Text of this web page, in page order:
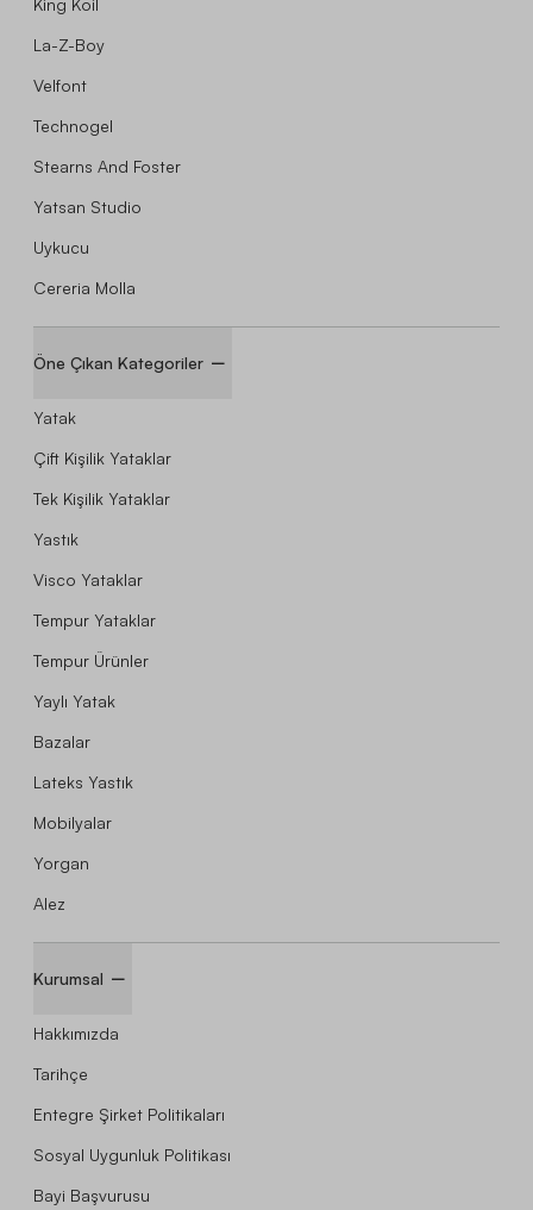
La-Z-Boy
Velfont
Technogel
Stearns And Foster
Yatsan Studio
Uykucu
Cereria Molla
Öne Çıkan Kategoriler
Yatak
Çift Kişilik Yataklar
Tek Kişilik Yataklar
Yastık
Visco Yataklar
Tempur Yataklar
Tempur Ürünler
Yaylı Yatak
Bazalar
Lateks Yastık
Mobilyalar
Yorgan
Alez
Kurumsal
Hakkımızda
Tarihçe
Entegre Şirket Politikaları
Sosyal Uygunluk Politikası
Bayi Başvurusu